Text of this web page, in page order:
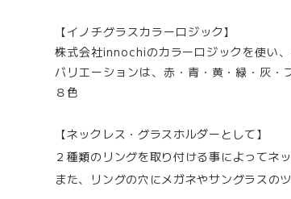
【イノチグラスカラーロジック】
株式会社innochiのカラーロジックを使い
バリエーションは、赤・青・黄・緑・灰
８色
【ネックレス・グラスホルダーとして】
２種類のリングを取り付ける事によってネ
また、リングの穴にメガネやサングラスの